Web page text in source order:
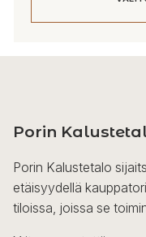
muunnelma.
tehdä
valinnat
tuotteen
Porin
Porin Kalustetalo
etäisyydellä
tiloissa, joissa se